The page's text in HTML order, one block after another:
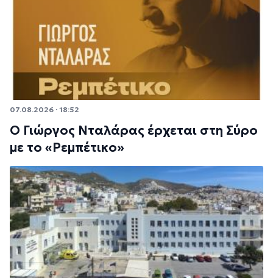
07.08.2026 · 18:52
Ο Γιώργος Νταλάρας έρχεται στη Σύρο
με το «Ρεμπέτικο»